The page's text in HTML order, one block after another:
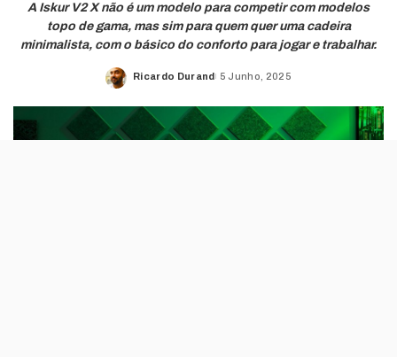
A Iskur V2 X não é um modelo para competir com modelos
topo de gama, mas sim para quem quer uma cadeira
minimalista, com o básico do conforto para jogar e trabalhar.
Posted
Ricardo Durand 5 Junho, 2025